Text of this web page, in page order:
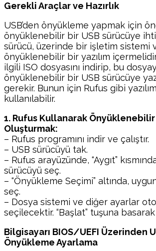
Gerekli Araçlar ve Hazırlık
USB’den önyükleme yapmak için
önyüklenebilir bir USB sürücüye
sürücü, üzerinde bir işletim sistemi
önyüklenebilir bir yazılım
ilgili ISO dosyasını indirip, bu
önyüklenebilir bir USB sürücüye
gerekir. Bunun için Rufus gibi
kullanılabilir.
1. Rufus Kullanarak Önyüklenebilir
Oluşturmak:
– Rufus programını indir ve çalıştır.
– USB sürücüyü tak.
– Rufus arayüzünde, “Aygıt”
sürücüyü seç.
– “Önyükleme Seçimi” altında,
seç.
– Dosya sistemi ve diğer ayarlar
seçilecektir. “Başlat” tuşuna
Bilgisayarı BIOS/UEFI Üzerinden
Önyükleme Ayarlama